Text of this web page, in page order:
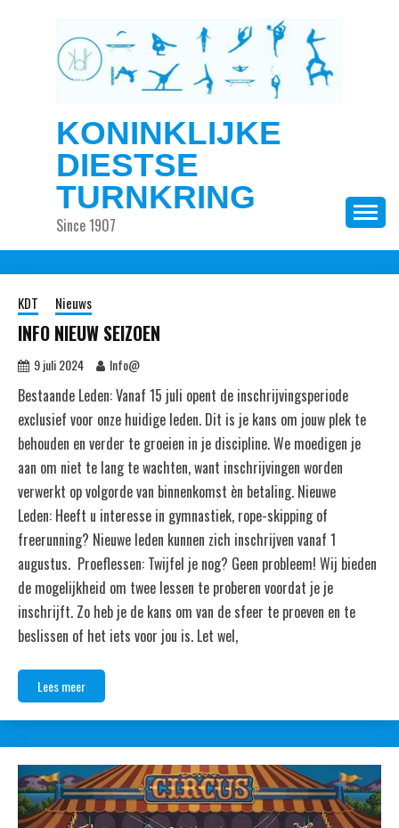
KONINKLIJKE
DIESTSE
TURNKRING
Since 1907
KDT Nieuws
INFO NIEUW SEIZOEN
9 juli 2024 Info@
Bestaande Leden: Vanaf 15 juli opent de inschrijvingsperiode
exclusief voor onze huidige leden. Dit is je kans om jouw plek te
behouden en verder te groeien in je discipline. We moedigen je
aan om niet te lang te wachten, want inschrijvingen worden
verwerkt op volgorde van binnenkomst èn betaling. Nieuwe
Leden: Heeft u interesse in gymnastiek, rope-skipping of
freerunning? Nieuwe leden kunnen zich inschrijven vanaf 1
augustus. Proeflessen: Twijfel je nog? Geen probleem! Wij bieden
de mogelijkheid om twee lessen te proberen voordat je je
inschrijft. Zo heb je de kans om van de sfeer te proeven en te
beslissen of het iets voor jou is. Let wel,
Lees meer